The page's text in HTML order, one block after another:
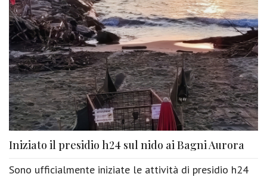
Iniziato il presidio h24 sul nido ai Bagni Aurora
Sono ufficialmente iniziate le attività di presidio h24